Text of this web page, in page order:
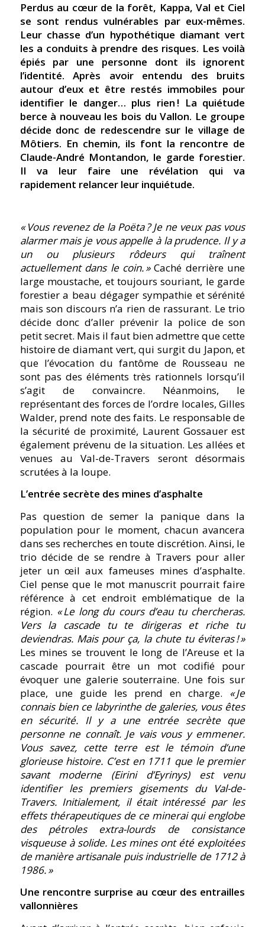
Perdus au cœur de la forêt, Kappa, Val et Ciel
se sont rendus vulnérables par eux-mêmes.
Leur chasse d’un hypothétique diamant vert
les a conduits à prendre des risques. Les voilà
épiés par une personne dont ils ignorent
l’identité. Après avoir entendu des bruits
autour d’eux et être restés immobiles pour
identifier le danger… plus rien ! La quiétude
berce à nouveau les bois du Vallon. Le groupe
décide donc de redescendre sur le village de
Môtiers. En chemin, ils font la rencontre de
Claude-André Montandon, le garde forestier.
Il va leur faire une révélation qui va
rapidement relancer leur inquiétude.
« Vous revenez de la Poëta ? Je ne veux pas vous
alarmer mais je vous appelle à la prudence. Il y a
un ou plusieurs rôdeurs qui traînent
actuellement dans le coin. »Caché derrière une
large moustache, et toujours souriant, le garde
forestier a beau dégager sympathie et sérénité
mais son discours n’a rien de rassurant. Le trio
décide donc d’aller prévenir la police de son
petit secret. Mais il faut bien admettre que cette
histoire de diamant vert, qui surgit du Japon, et
que l’évocation du fantôme de Rousseau ne
sont pas des éléments très rationnels lorsqu’il
s’agit de convaincre. Néanmoins, le
représentant des forces de l’ordre locales, Gilles
Walder, prend note des faits. Le responsable de
la sécurité de proximité, Laurent Gossauer est
également prévenu de la situation. Les allées et
venues au Val-de-Travers seront désormais
scrutées à la loupe.
L’entrée secrète des mines d’asphalte
Pas question de semer la panique dans la
population pour le moment, chacun avancera
dans ses recherches en toute discrétion. Ainsi, le
trio décide de se rendre à Travers pour aller
jeter un œil aux fameuses mines d’asphalte.
Ciel pense que le mot manuscrit pourrait faire
référence à cet endroit emblématique de la
région. « Le long du cours d’eau tu chercheras.
Vers la cascade tu te dirigeras et riche tu
deviendras. Mais pour ça, la chute tu éviteras ! »
Les mines se trouvent le long de l’Areuse et la
cascade pourrait être un mot codifié pour
évoquer une galerie souterraine. Une fois sur
place, une guide les prend en charge. « Je
connais bien ce labyrinthe de galeries, vous êtes
en sécurité. Il y a une entrée secrète que
personne ne connaît. Je vais vous y emmener.
Vous savez, cette terre est le témoin d’une
glorieuse histoire. C’est en 1711 que le premier
savant moderne (Eirini d’Eyrinys) est venu
identifier les premiers gisements du Val-de-
Travers. Initialement, il était intéressé par les
effets thérapeutiques de ce minerai qui englobe
des pétroles extra-lourds de consistance
visqueuse à solide. Les mines ont été exploitées
de manière artisanale puis industrielle de 1712 à
1986. »
Une rencontre surprise au cœur des entrailles
vallonnières